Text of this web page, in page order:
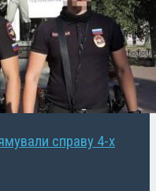
справу 4-х